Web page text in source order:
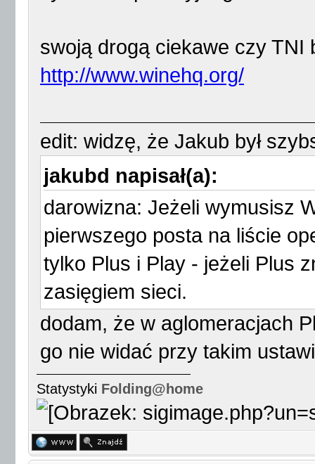
swoją drogą ciekawe czy TNI
http://www.winehq.org/
edit: widzę, że Jakub był
jakubd napisał(a):
darowizna: Jeżeli wymusisz
pierwszego posta na liście
tylko Plus i Play - jeżeli Plus
zasięgiem sieci.
dodam, że w aglomeracjach
go nie widać przy takim
Statystyki Folding@home